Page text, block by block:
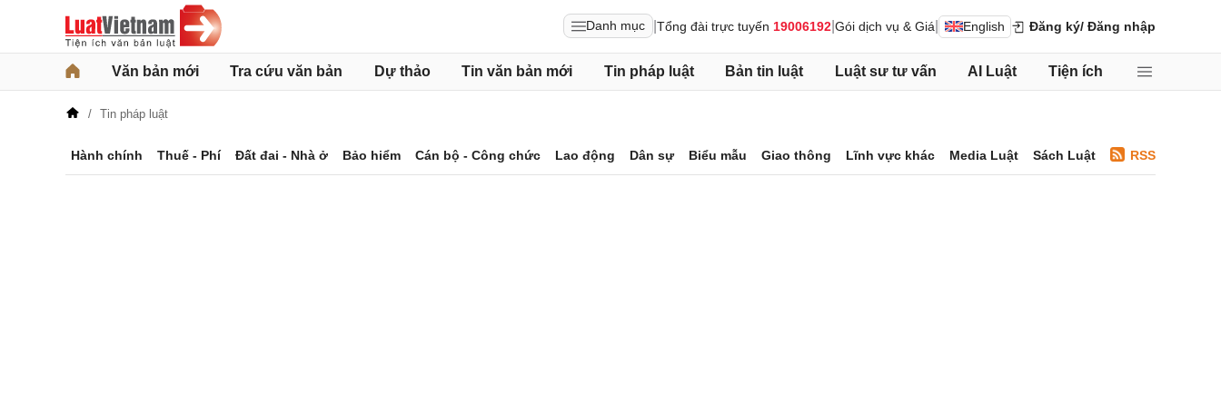
Danh mục Tổng đài trực tuyến 19006192 Gói dịch vụ & Giá English Đăng ký/ Đăng nhập
Văn bản mới Tra cứu văn bản Dự thảo Tin văn bản mới Tin pháp luật Bản tin luật Luật sư tư vấn AI Luật Tiện ích
Tin pháp luật
Hành chính Thuế - Phí Đất đai - Nhà ở Bảo hiểm Cán bộ - Công chức Lao động Dân sự Biểu mẫu Giao thông Lĩnh vực khác Media Luật Sách Luật RSS